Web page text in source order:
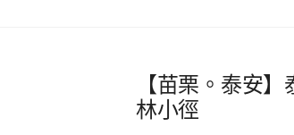
【苗栗。泰安
林小徑